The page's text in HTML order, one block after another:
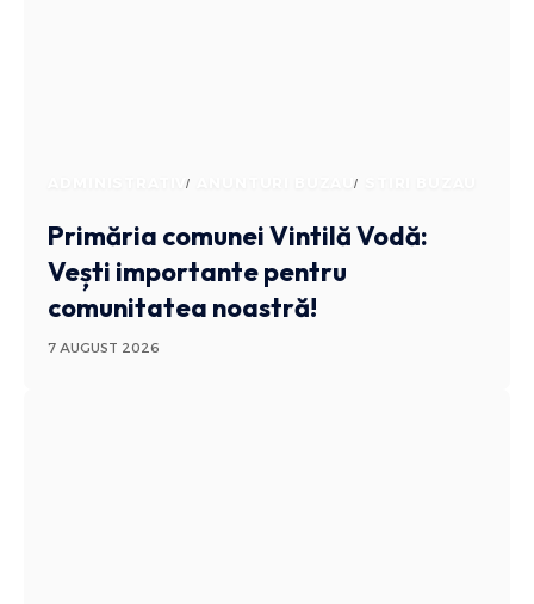
ADMINISTRATIV ANUNTURI BUZAU
Primăria comunei Vintilă Vodă:
Vești importante pentru
comunitatea noastră!
7 AUGUST 2026